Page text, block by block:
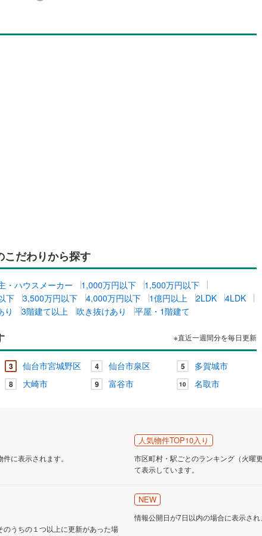
こだわりから探す
・ハウスメーカー 1,000万円以下
1,500万円以下
下 3,500万円以下 4,000万円以下 1億円以上 2LDK
4LDK
り 3階建て以上 吹き抜けあり 平屋・1階建て
※直近一週間分を毎日更新
3 仙台市宮城野区 4 仙台市泉区 5 多賀城市
8 大崎市 9 富谷市 10 名取市
に表示されます。
人気物件TOP10入り
市区町村・駅ごとのランキング（火曜
て表示しています。
うちの１つ以上に更新があった場
NEW
情報公開日が7日以内の場合に表示さ